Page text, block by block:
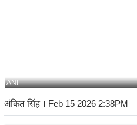
ANI
अंकित सिंह। Feb 15 2026 2:38PM